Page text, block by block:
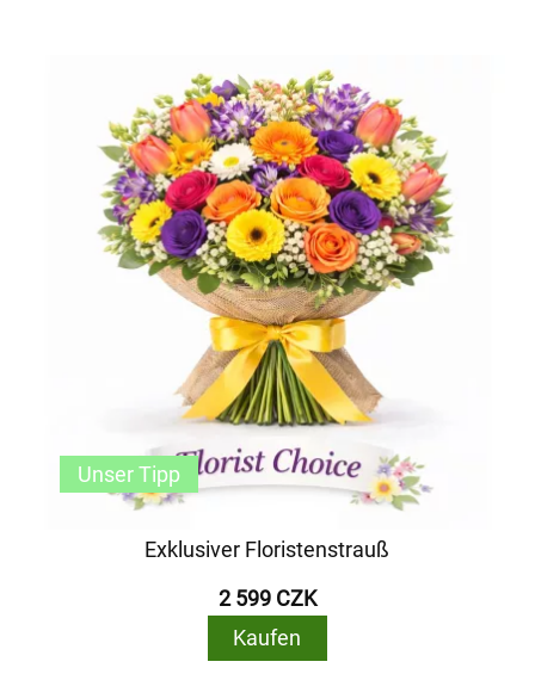
Exklusiver Floristenstrauß
2 599 CZK
Kaufen
Unser Tipp